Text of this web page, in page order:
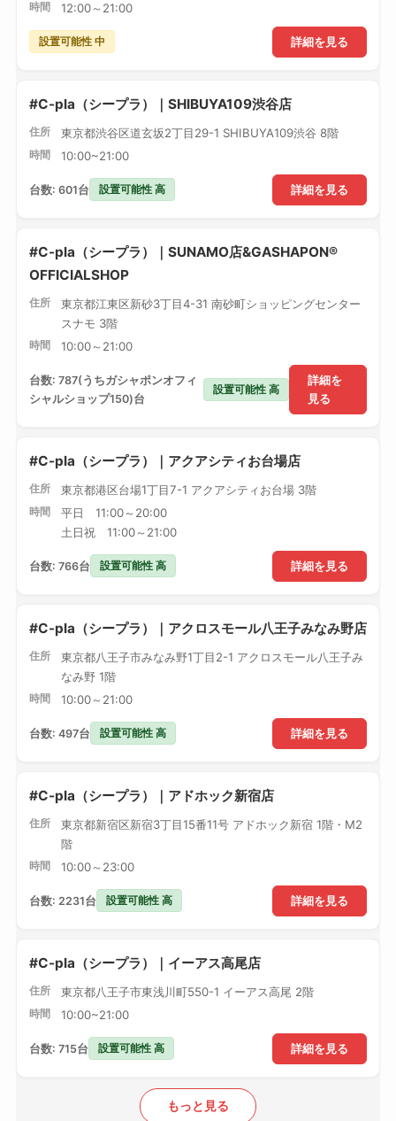
時間 12:00～21:00
詳細を見る
設置可能性 中
#C-pla（シープラ）｜SHIBUYA109渋谷店
住所 東京都渋谷区道玄坂2丁目29-1 SHIBUYA109渋谷 8階
時間 10:00~21:00
詳細を見る
台数: 601台 設置可能性 高
#C-pla（シープラ）｜SUNAMO店&GASHAPON®
OFFICIALSHOP
住所
東京都江東区新砂3丁目4-31 南砂町ショッピングセンター
スナモ 3階
時間 10:00～21:00
詳細を
見る
台数: 787(うちガシャポンオフィ
シャルショップ150)台
設置可能性 高
#C-pla（シープラ）｜アクアシティお台場店
住所 東京都港区台場1丁目7-1 アクアシティお台場 3階
時間
平日 11:00～20:00
土日祝 11:00～21:00
詳細を見る
台数: 766台 設置可能性 高
#C-pla（シープラ）｜アクロスモール八王子みなみ野店
住所
東京都八王子市みなみ野1丁目2-1 アクロスモール八王子み
なみ野 1階
時間 10:00～21:00
詳細を見る
台数: 497台 設置可能性 高
#C-pla（シープラ）｜アドホック新宿店
住所
東京都新宿区新宿3丁目15番11号 アドホック新宿 1階・M2
階
時間 10:00～23:00
詳細を見る
台数: 2231台 設置可能性 高
#C-pla（シープラ）｜イーアス高尾店
住所 東京都八王子市東浅川町550-1 イーアス高尾 2階
時間 10:00~21:00
詳細を見る
台数: 715台 設置可能性 高
もっと見る